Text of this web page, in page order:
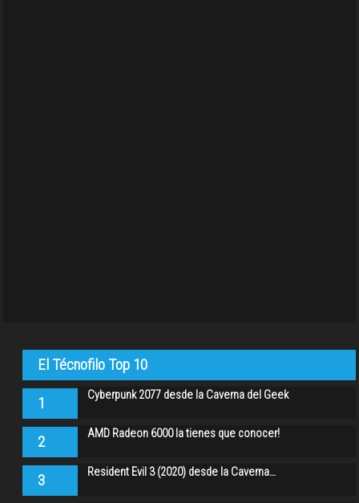
El Técnofilo Top 10
1 Cyberpunk 2077 desde la Caverna del Geek
2 AMD Radeon 6000 la tienes que conocer!
3 Resident Evil 3 (2020) desde la Caverna…